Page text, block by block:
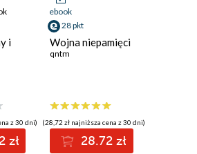
i
z 30 dni)
zł
ebook
28 pkt
Wojna niepamięci
qntm
(28,72 zł najniższa cena z 30 dni)
28.72 zł